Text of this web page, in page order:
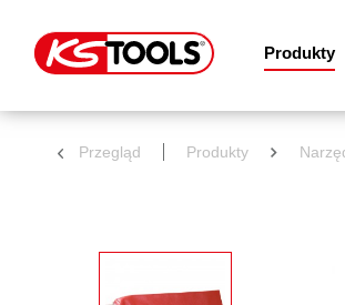
Produkty
Przegląd Produkty